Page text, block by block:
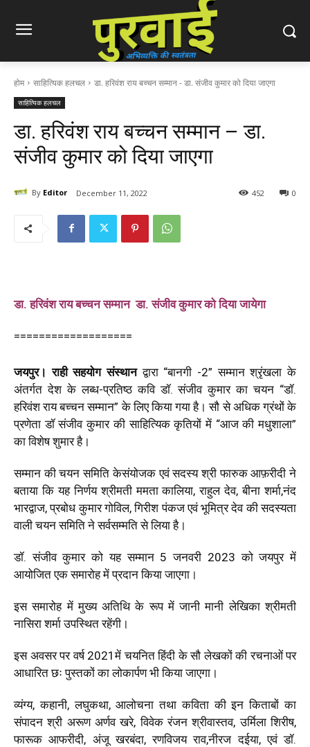
होम साहित्यिक हलचल डा. हरिवंश राय बच्चन सम्मान - डा. संजीव कुमार को दिया जाएगा
साहित्यिक हलचल
डा. हरिवंश राय बच्चन सम्मान – डा.
संजीव कुमार को दिया जाएगा
By Editor December 11, 2022 0
452
डा. हरिवंश राय बच्चन सम्मान डा. संजीव कुमार को दिया जायेगा
===================
जयपुर। राही सहयोग संस्थानद्वारा “बानगी -2” सम्मान श्रृंखला के
अंतर्गत देश के लब्ध-प्रतिष्ठ कवि डॉ. संजीव कुमार का चयन “डॉ.
हरिवंश राय बच्चन सम्मान” के लिए किया गया है। सौ से अधिक ग्रंथों के
प्रणेता डॉ संजीव कुमार की साहित्यिक कृतियों में “आज की मधुशाला”
का विशेष शुमार है।
सम्मान की चयन समिति केसंयोजक एवं सदस्य श्री फारुक आफ़रीदी ने
बताया कि यह निर्णय श्रीमती ममता कालिया, राहुल देव, बीना शर्मा,नंद
भारद्वाज, प्रबोध कुमार गोविल, गिरीश पंकज एवं भूमित्र देव की सदस्यता
वाली चयन समिति ने सर्वसम्मति से लिया है।
डॉ. संजीव कुमार को यह सम्मान 5 जनवरी 2023 को जयपुर में
आयोजित एक समारोह में प्रदान किया जाएगा।
इस समारोह में मुख्य अतिथि के रूप में जानी मानी लेखिका श्रीमती
नासिरा शर्मा उपस्थित रहेंगी।
इस अवसर पर वर्ष 2021में चयनित हिंदी के सौ लेखकों की रचनाओं पर
आधारित छः पुस्तकों का लोकार्पण भी किया जाएगा।
व्यंग्य, कहानी, लघुकथा, आलोचना तथा कविता की इन किताबों का
संपादन श्री अरूण अर्णव खरे, विवेक रंजन श्रीवास्तव, उर्मिला शिरीष,
फारूक आफरीदी, अंजू खरबंदा, रणविजय राव,नीरज दईया, एवं डॉ.